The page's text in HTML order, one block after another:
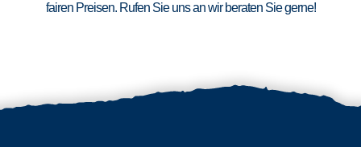
fairen Preisen. Rufen Sie uns an wir beraten Sie gerne!